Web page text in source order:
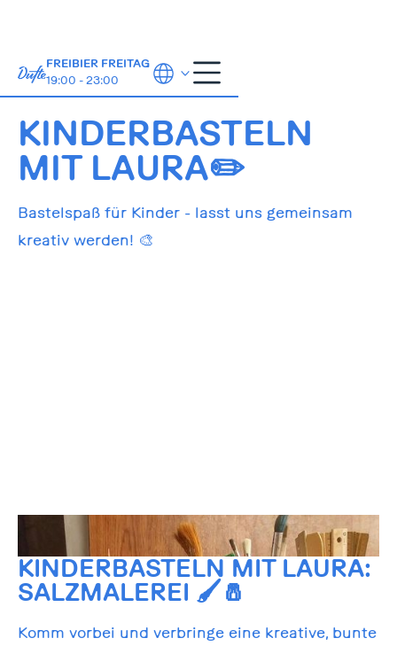
FREIBIER FREITAG
19:00 - 23:00
10.2.2026 16:00
KINDERBASTELN
MIT LAURA✏️
Bastelspaß für Kinder - lasst uns gemeinsam
kreativ werden! 🎨
KINDERBASTELN MIT LAURA:
SALZMALEREI 🖌️🧂
Komm vorbei und verbringe eine kreative, bunte